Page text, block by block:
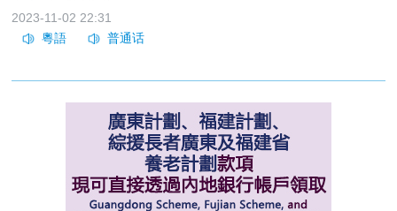
2023-11-02 22:31